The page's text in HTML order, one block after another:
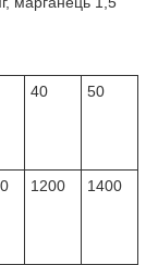
40 50
1200 1400